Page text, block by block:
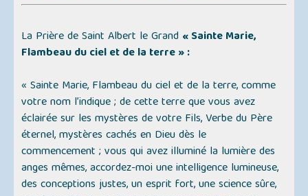
La Prière de Saint Albert le Grand « Sainte Marie,
Flambeau du ciel et de la terre » :
« Sainte Marie, Flambeau du ciel et de la terre, comme
votre nom l’indique ; de cette terre que vous avez
éclairée sur les mystères de votre Fils, Verbe du Père
éternel, mystères cachés en Dieu dès le
commencement ; vous qui avez illuminé la lumière des
anges mêmes, accordez-moi une intelligence lumineuse,
des conceptions justes, un esprit fort, une science sûre,